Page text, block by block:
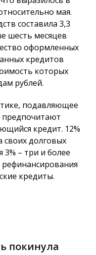
мая.
составила 3,3
шесть месяцев
оформленных
кредитов
которых
рублей.
подавляющее
предпочитают
кредит. 12%
долговых
3% – три и более
кредиты.
покинула